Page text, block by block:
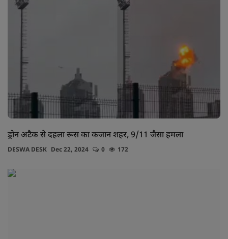
ड्रोन अटैक से दहला रूस का कजान शहर, 9/11 जैसा हमला
DESWA DESK Dec 22, 2024 0 172